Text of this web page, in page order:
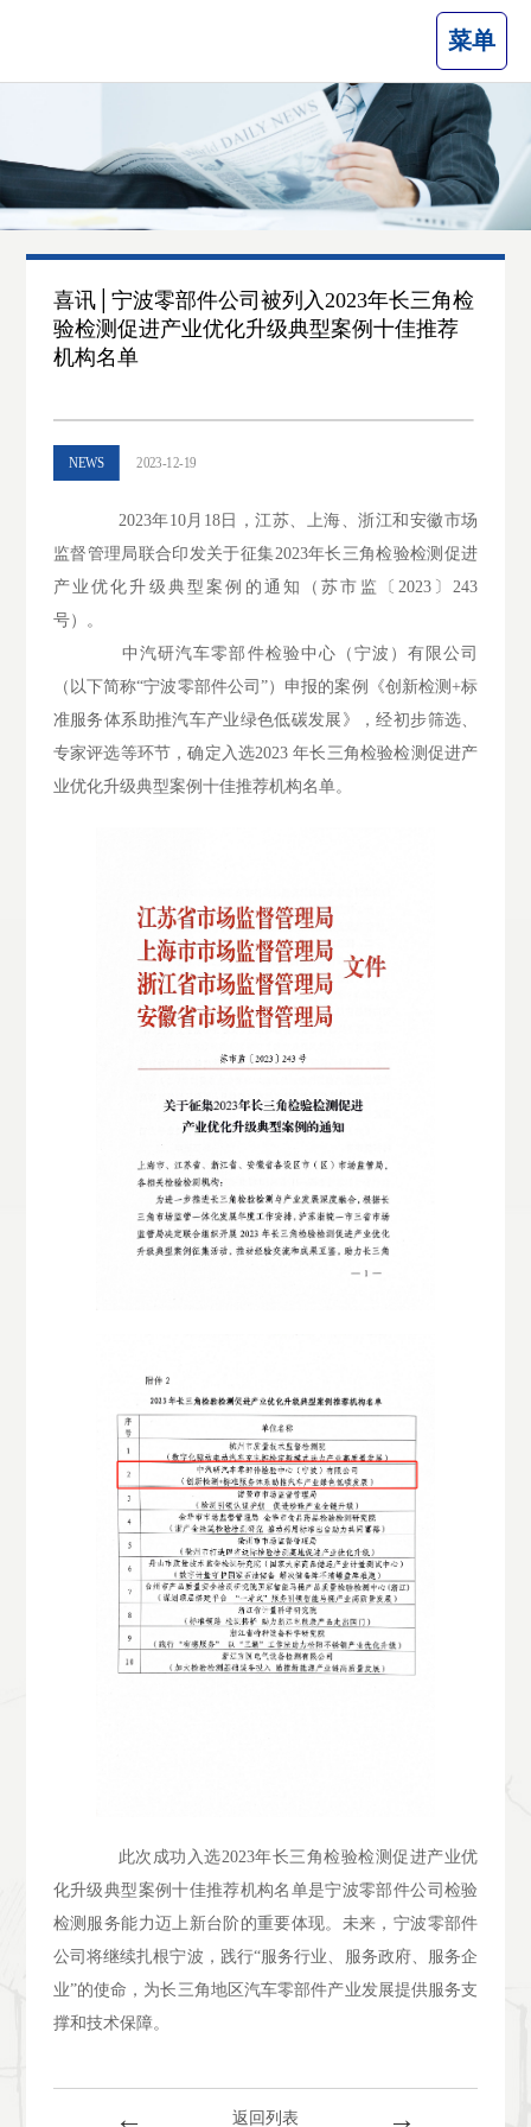
菜单
喜讯│宁波零部件公司被列入2023年长三角检
验检测促进产业优化升级典型案例十佳推荐
机构名单
NEWS 2023-12-19
2023年10月18日，江苏、上海、浙江和安徽市场
监督管理局联合印发关于征集2023年长三角检验检测促进
产业优化升级典型案例的通知（苏市监〔2023〕243
号）。
中汽研汽车零部件检验中心（宁波）有限公司
（以下简称“宁波零部件公司”）申报的案例《创新检测+标
准服务体系助推汽车产业绿色低碳发展》，经初步筛选、
专家评选等环节，确定入选2023 年长三角检验检测促进产
业优化升级典型案例十佳推荐机构名单。
此次成功入选2023年长三角检验检测促进产业优
化升级典型案例十佳推荐机构名单是宁波零部件公司检验
检测服务能力迈上新台阶的重要体现。未来，宁波零部件
公司将继续扎根宁波，践行“服务行业、服务政府、服务企
业”的使命，为长三角地区汽车零部件产业发展提供服务支
撑和技术保障。
← 返回列表 →